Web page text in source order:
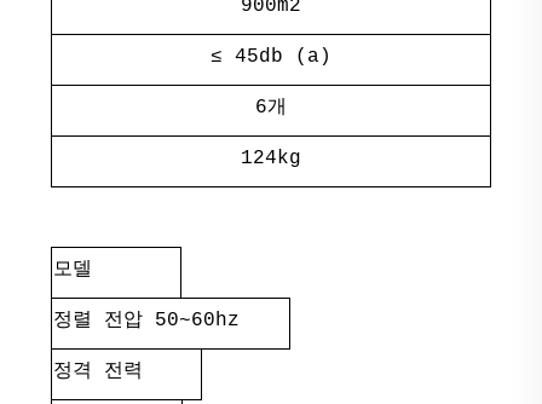
900m2
≤ 45db (a)
6개
124kg
모델
정렬 전압 50~60hz
정격 전력